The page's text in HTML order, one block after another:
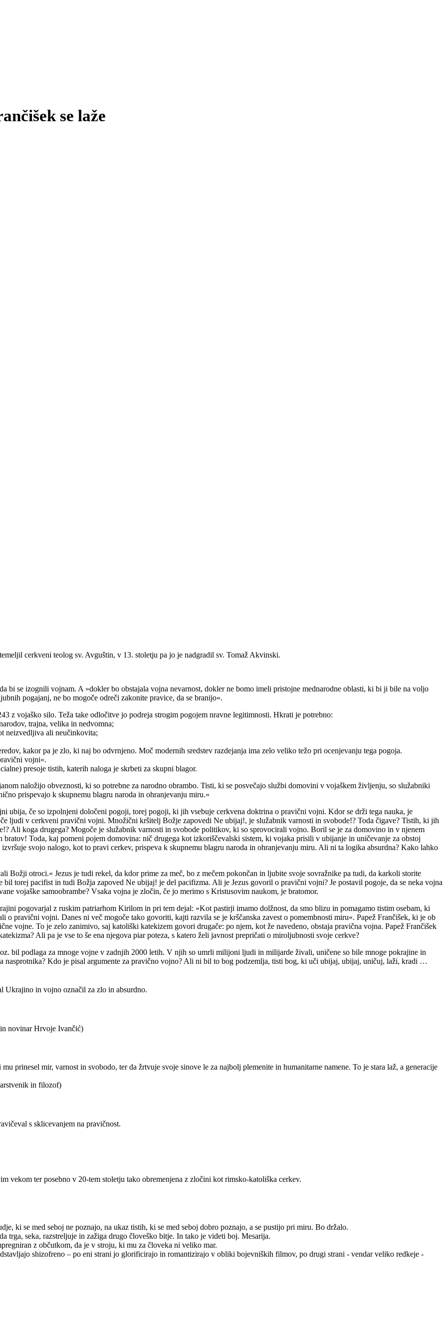
se laže
cerkveni teolog sv. Avguštin, v 13. stoletju pa jo je nadgradil sv. Tomaž Akvinski.
bi se izognili vojnam. A »dokler bo obstajala vojna nevarnost, dokler ne bomo imeli pristojne mednarodne oblasti, ki bi ji bile na voljo
pogajanj, ne bo mogoče odreči zakonite pravice, da se branijo«.
z vojaško silo. Teža take odločitve jo podreja strogim pogojem nravne legitimnosti. Hkrati je potrebno:
trajna, velika in nedvomna;
neizvedljiva ali neučinkovita;
kakor pa je zlo, ki naj bo odvrnjeno. Moč modernih sredstev razdejanja ima zelo veliko težo pri ocenjevanju tega pogoja.
vojni«.
presoje tistih, katerih naloga je skrbeti za skupni blagor.
naložijo obveznosti, ki so potrebne za narodno obrambo. Tisti, ki se posvečajo službi domovini v vojaškem življenju, so služabniki
prispevajo k skupnemu blagru naroda in ohranjevanju miru.«
ubija, če so izpolnjeni določeni pogoji, torej pogoji, ki jih vsebuje cerkvena doktrina o pravični vojni. Kdor se drži tega nauka, je
ljudi v cerkveni pravični vojni. Množični kršitelj Božje zapovedi Ne ubijaj!, je služabnik varnosti in svobode!? Toda čigave? Tistih, ki jih
Ali koga drugega? Mogoče je služabnik varnosti in svobode politikov, ki so sprovocirali vojno. Boril se je za domovino in v njenem
Toda, kaj pomeni pojem domovina: nič drugega kot izkoriščevalski sistem, ki vojaka prisili v ubijanje in uničevanje za obstoj
svojo nalogo, kot to pravi cerkev, prispeva k skupnemu blagru naroda in ohranjevanju miru. Ali ni ta logika absurdna? Kako lahko
Božji otroci.« Jezus je tudi rekel, da kdor prime za meč, bo z mečem pokončan in ljubite svoje sovražnike pa tudi, da karkoli storite
bil torej pacifist in tudi Božja zapoved Ne ubijaj! je del pacifizma. Ali je Jezus govoril o pravični vojni? Je postavil pogoje, da se neka vojna
vojaške samoobrambe? Vsaka vojna je zločin, če jo merimo s Kristusovim naukom, je bratomor.
pogovarjal z ruskim patriarhom Kirilom in pri tem dejal: »Kot pastirji imamo dolžnost, da smo blizu in pomagamo tistim osebam, ki
pravični vojni. Danes ni več mogoče tako govoriti, kajti razvila se je krščanska zavest o pomembnosti miru«. Papež Frančišek, ki je ob
vojne. To je zelo zanimivo, saj katoliški katekizem govori drugače: po njem, kot že navedeno, obstaja pravična vojna. Papež Frančišek
Ali pa je vse to še ena njegova piar poteza, s katero želi javnost prepričati o miroljubnosti svoje cerkve?
bil podlaga za mnoge vojne v zadnjih 2000 letih. V njih so umrli milijoni ljudi in milijarde živali, uničene so bile mnoge pokrajine in
Kdo je pisal argumente za pravično vojno? Ali ni bil to bog podzemlja, tisti bog, ki uči ubijaj, ubijaj, uničuj, laži, kradi …
Ukrajino in vojno označil za zlo in absurdno.
novinar Hrvoje Ivančić)
prinesel mir, varnost in svobodo, ter da žrtvuje svoje sinove le za najbolj plemenite in humanitarne namene. To je stara laž, a generacije
in filozof)
s sklicevanjem na pravičnost.
vekom ter posebno v 20-tem stoletju tako obremenjena z zločini kot rimsko-katoliška cerkev.
ki se med seboj ne poznajo, na ukaz tistih, ki se med seboj dobro poznajo, a se pustijo pri miru. Bo držalo.
trga, seka, razstreljuje in zažiga drugo človeško bitje. In tako je videti boj. Mesarija.
z občutkom, da je v stroju, ki mu za človeka ni veliko mar.
shizofreno – po eni strani jo glorificirajo in romantizirajo v obliki bojevniških filmov, po drugi strani - vendar veliko redkeje -